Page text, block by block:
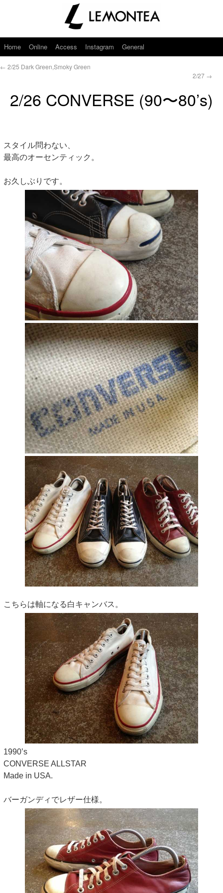
Home Online Access Instagram General
← 2/25 Dark Green,Smoky Green
2/27 →
2/26 CONVERSE (90〜80’s)
スタイル問わない、
最高のオーセンティック。
お久しぶりです。
こちらは軸になる白キャンバス。
1990’s
CONVERSE ALLSTAR
Made in USA.
バーガンディでレザー仕様。